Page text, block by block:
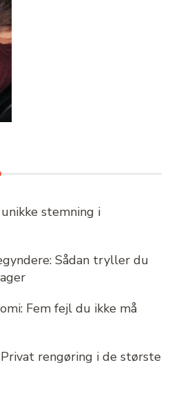
stemning i
Sådan tryller du
Fem fejl du ikke må
rengøring i de største